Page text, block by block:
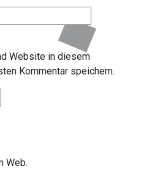
Website in diesem
Kommentar speichern.
Web.